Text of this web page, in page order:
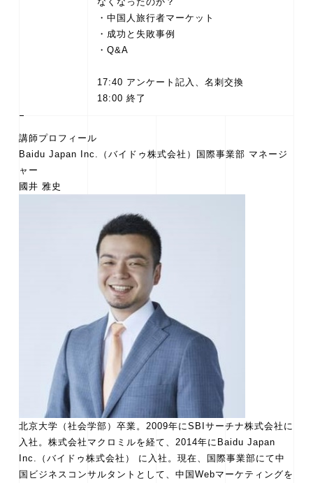
・中国人旅行者マーケット
・成功と失敗事例
・Q&A
17:40 アンケート記入、名刺交換
18:00 終了
講師プロフィール
Baidu Japan Inc.（バイドゥ株式会社）国際事業部 マネージ
ャー
北京大学（社会学部）卒業。2009年にSBIサーチナ株式会社に
入社。株式会社マクロミルを経て、2014年にBaidu Japan
Inc.（バイドゥ株式会社） に入社。現在、国際事業部にて中
国ビジネスコンサルタントとして、中国Webマーケティングを